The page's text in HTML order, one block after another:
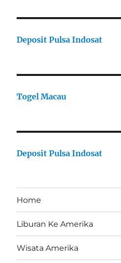
Deposit Pulsa Indosat
Togel Macau
Deposit Pulsa Indosat
Home
Liburan Ke Amerika
Wisata Amerika